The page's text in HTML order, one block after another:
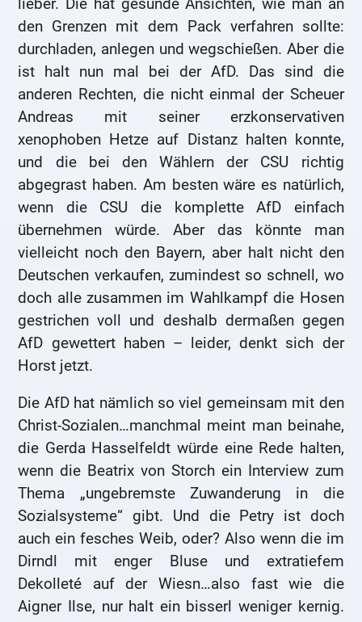
lieber. Die hat gesunde Ansichten, wie man an
den Grenzen mit dem Pack verfahren sollte:
durchladen, anlegen und wegschießen. Aber die
ist halt nun mal bei der AfD. Das sind die
anderen Rechten, die nicht einmal der Scheuer
Andreas mit seiner erzkonservativen
xenophoben Hetze auf Distanz halten konnte,
und die bei den Wählern der CSU richtig
abgegrast haben. Am besten wäre es natürlich,
wenn die CSU die komplette AfD einfach
übernehmen würde. Aber das könnte man
vielleicht noch den Bayern, aber halt nicht den
Deutschen verkaufen, zumindest so schnell, wo
doch alle zusammen im Wahlkampf die Hosen
gestrichen voll und deshalb dermaßen gegen
AfD gewettert haben – leider, denkt sich der
Horst jetzt.
Die AfD hat nämlich so viel gemeinsam mit den
Christ-Sozialen…manchmal meint man beinahe,
die Gerda Hasselfeldt würde eine Rede halten,
wenn die Beatrix von Storch ein Interview zum
Thema „ungebremste Zuwanderung in die
Sozialsysteme“ gibt. Und die Petry ist doch
auch ein fesches Weib, oder? Also wenn die im
Dirndl mit enger Bluse und extratiefem
Dekolleté auf der Wiesn…also fast wie die
Aigner Ilse, nur halt ein bisserl weniger kernig.